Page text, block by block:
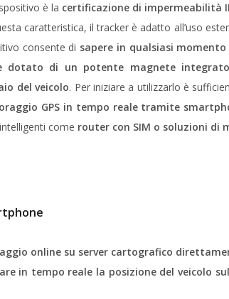
è la certificazione di impermeabilità
caratteristica, il tracker è adatto all’uso
consente di sapere in qualsiasi
dotato di un potente magnete integrato
del veicolo. Per iniziare a utilizzarlo è
GPS in tempo reale tramite
come router con SIM o soluzioni di
online su server cartografico
in tempo reale la posizione del veicolo